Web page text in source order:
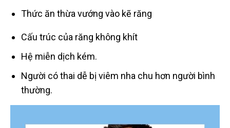
Thức ăn thừa vướng vào kẽ răng
Cấu trúc của răng không khít
Hệ miễn dịch kém.
Người có thai dễ bị viêm nha chu hơn người bình
thường.